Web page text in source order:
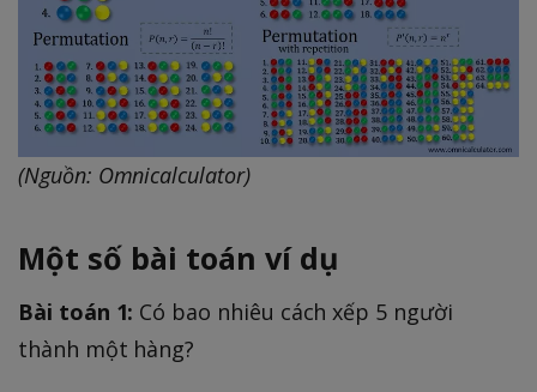
(Nguồn: Omnicalculator)
Một số bài toán ví dụ
Bài toán 1: Có bao nhiêu cách xếp 5 người
thành một hàng?